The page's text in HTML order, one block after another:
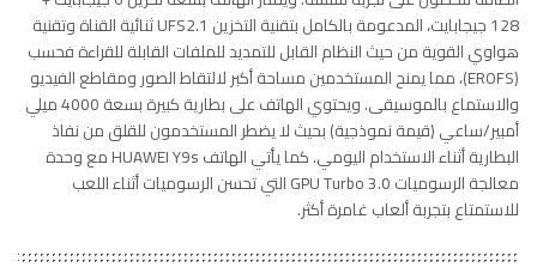
128 جيجابايت، المدعومة بالكامل بتقنية التخزين UFS2.1 ثنائية القناة وتقنية
هواوي القوية من حيث النظام القابل للتمديد للملفات القابلة للقراءة فحسب
(EROFS)، مما يمنح المستخدمين مساحة أكبر لالتقاط الصور ومقاطع الفيديو
والاستماع بالموسيقى. ويحتوي الهاتف على بطارية كبيرة بسعة 4000 ميلي
أمبير/ساعي (قيمة نموذجية) بحيث لا يضطر المستخدمون للقلق من نفاذ
البطارية أثناء الاستخدام اليومي. كما يأتي الهاتف HUAWEI Y9s مع وحدة
معالجة الرسوميات GPU Turbo 3.0 التي تحسن الرسوميات أثناء اللعب
للاستمتاع بتجربة ألعاب غامرة أكثر.